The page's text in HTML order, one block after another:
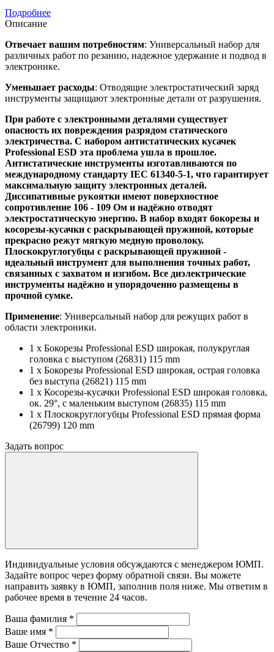
Подробнее
Описание
Отвечает вашим потребностям: Универсальный набор для
различных работ по резанию, надежное удержание и подвод в
электронике.
Уменьшает расходы: Отводящие электростатический заряд
инструменты защищают электронные детали от разрушения.
При работе с электронными деталями существует
опасность их повреждения разрядом статического
электричества. С набором антистатических кусачек
Professional ESD эта проблема ушла в прошлое.
Антистатические инструменты изготавливаются по
международному стандарту IEC 61340-5-1, что гарантирует
максимальную защиту электронных деталей.
Диссипативные рукоятки имеют поверхностное
сопротивление 106 - 109 Ом и надёжно отводят
электростатическую энергию. В набор входят бокорезы и
косорезы-кусачки с раскрывающей пружиной, которые
прекрасно режут мягкую медную проволоку.
Плоскокруглогубцы с раскрывающей пружиной -
идеальный инструмент для выполнения точных работ,
связанных с захватом и изгибом. Все диэлектрические
инструменты надёжно и упорядоченно размещены в
прочной сумке.
Применение: Универсальный набор для режущих работ в
области электроники.
1 x Бокорезы Professional ESD широкая, полукруглая
головка с выступом (26831) 115 mm
1 x Бокорезы Professional ESD широкая, острая головка
без выступа (26821) 115 mm
1 x Косорезы-кусачки Professional ESD широкая головка,
ок. 29°, с маленьким выступом (26835) 115 mm
1 x Плоскокруглогубцы Professional ESD прямая форма
(26799) 120 mm
Задать вопрос
Индивидуальные условия обсуждаются с менеджером ЮМП.
Задайте вопрос через форму обратной связи. Вы можете
направить заявку в ЮМП, заполнив поля ниже. Mы ответим в
рабочее время в течение 24 часов.
Ваша фамилия *
Ваше имя *
Ваше Отчество *